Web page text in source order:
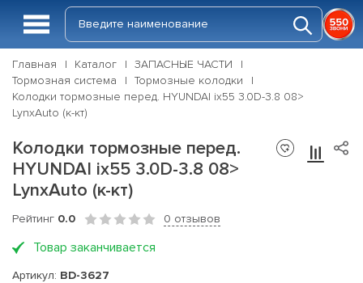
Главная Каталог
ЗАПАСНЫЕ ЧАСТИ
Тормозная система
Тормозные колодки
Колодки тормозные перед. HYUNDAI ix55 3.0D-3.8 08>
LynxAuto (к-кт)
Колодки тормозные перед.
HYUNDAI ix55 3.0D-3.8 08>
LynxAuto (к-кт)
Рейтинг 0.0 0 отзывов
Товар заканчивается
Артикул: BD-3627